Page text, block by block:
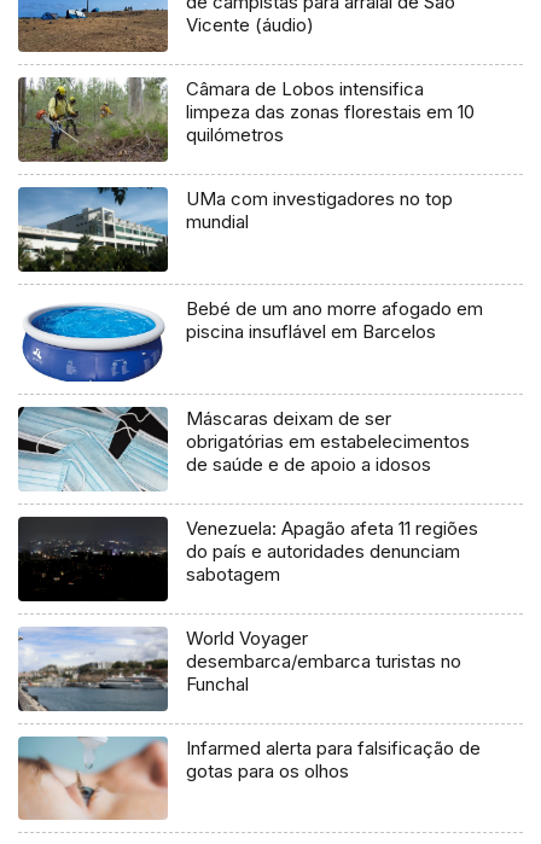
Vicente (áudio)
Câmara de Lobos intensifica
limpeza das zonas florestais em 10
quilómetros
UMa com investigadores no top
mundial
Bebé de um ano morre afogado em
piscina insuflável em Barcelos
Máscaras deixam de ser
obrigatórias em estabelecimentos
de saúde e de apoio a idosos
Venezuela: Apagão afeta 11 regiões
do país e autoridades denunciam
sabotagem
World Voyager
desembarca/embarca turistas no
Funchal
Infarmed alerta para falsificação de
gotas para os olhos